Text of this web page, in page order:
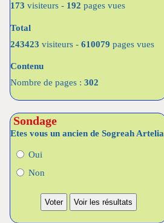
173 visiteurs - 192 pages vues
Total
243423 visiteurs - 610079 pages vues
Contenu
Nombre de pages : 302
Sondage
Etes vous un ancien de Sogreah Artelia
Oui
Non